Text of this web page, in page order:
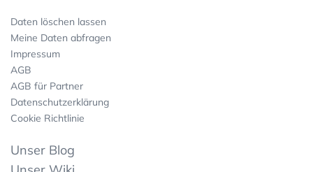
Daten löschen lassen
Meine Daten abfragen
Impressum
AGB
AGB für Partner
Datenschutzerklärung
Cookie Richtlinie
Unser Blog